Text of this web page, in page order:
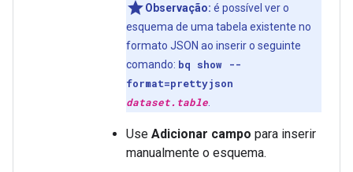
Observação: é possível ver o
esquema de uma tabela existente no
formato JSON ao inserir o seguinte
comando: bq show --
format=prettyjson
dataset.table
Use Adicionar campo para inserir
manualmente o esquema.